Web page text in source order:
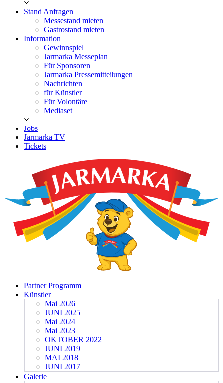
Stand Anfragen
Messestand mieten
Gastrostand mieten
Information
Gewinnspiel
Jarmarka Messeplan
Für Sponsoren
Jarmarka Pressemitteilungen
Nachrichten
für Künstler
Für Volontäre
Mediaset
Jobs
Jarmarka TV
Tickets
Partner Programm
Künstler
Mai 2026
JUNI 2025
Mai 2024
Mai 2023
OKTOBER 2022
JUNI 2019
MAI 2018
JUNI 2017
Galerie